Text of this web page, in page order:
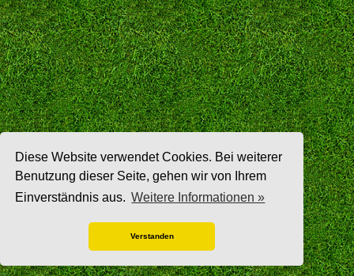
Diese Website verwendet Cookies. Bei weiterer
Benutzung dieser Seite, gehen wir von Ihrem
Einverständnis aus. Weitere Informationen »
Verstanden